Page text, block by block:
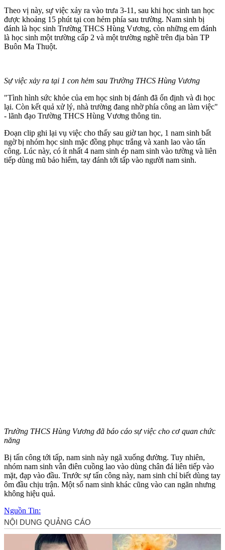
Theo vị này, sự việc xảy ra vào trưa 3-11, sau khi học sinh tan học
được khoảng 15 phút tại con hẻm phía sau trường. Nam sinh bị
đánh là học sinh Trường THCS Hùng Vương, còn những em đánh
là học sinh một trường cấp 2 và một trường nghề trên địa bàn TP
Buôn Ma Thuột.
Sự việc xảy ra tại 1 con hẻm sau Trường THCS Hùng Vương
"Tình hình sức khỏe của em học sinh bị đánh đã ổn định và đi học
lại. Còn kết quả xử lý, nhà trường đang nhờ phía công an làm việc"
- lãnh đạo Trường THCS Hùng Vương thông tin.
Đoạn clip ghi lại vụ việc cho thấy sau giờ tan học, 1 nam sinh bất
ngờ bị nhóm học sinh mặc đồng phục trắng và xanh lao vào tấn
công. Lúc này, có ít nhất 4 nam sinh ép nam sinh vào tường và liên
tiếp dùng mũ bảo hiểm, tay đánh tới tấp vào người nam sinh.
Trường THCS Hùng Vương đã báo cáo sự việc cho cơ quan chức
năng
Bị tấn công tới tấp, nam sinh này ngã xuống đường. Tuy nhiên,
nhóm nam sinh vẫn điên cuồng lao vào dùng chân đá liên tiếp vào
mặt, đạp vào đầu. Trước sự tấn công này, nam sinh chỉ biết dùng tay
ôm đầu chịu trận. Một số nam sinh khác cũng vào can ngăn nhưng
không hiệu quả.
Nguồn Tin: